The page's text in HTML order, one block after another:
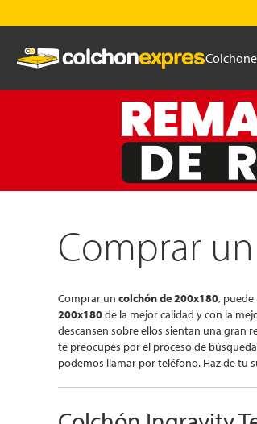
Comprar
Comprar un colchón de 200x180,
200x180de la mejor calidad y con la
descansen sobre ellos sientan una gran
te preocupes por el proceso de
podemos llamar por teléfono. Haz de tu